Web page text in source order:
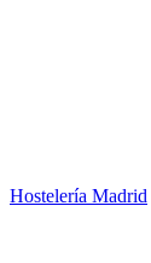
Hostelería Madrid